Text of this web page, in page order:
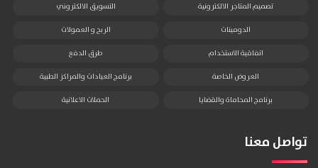
تصميم المتاجر الالكترونية التسويق الالكتروني
الدومينات الربح و العمولات
اتفاقية الاستخدام طرق الدفع
العروض الخاصة برنامج العيادات والمراكز الطبية
برنامج المحاماة والقضايا الحملات الاعلانية
تواصل معنا